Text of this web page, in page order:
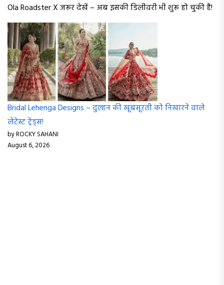
Ola Roadster X जरूर देखें – अब इसकी डिलीवरी भी शुरू हो चुकी है!
Bridal Lehenga Designs – दुल्हन की खूबसूरती को निखारने वाले
लेटेस्ट ट्रेंड्स!
by ROCKY SAHANI
August 6, 2026